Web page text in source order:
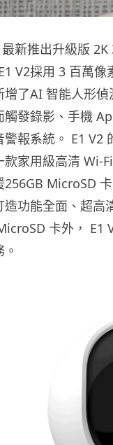
新推出升級版
V2採用 3 百萬
增了AI 智能人形
觸發錄影、手機
警報系統。 E1 V2
款家用級高清 Wi-
256GB MicroSD
造功能全面、超高
卡外， E1